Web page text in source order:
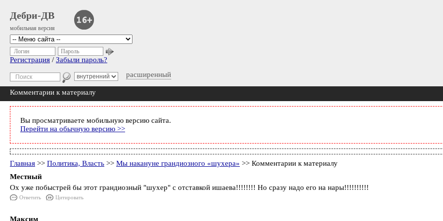
Дебри-ДВ
мобильная версия
расширенный
Логин Пароль
Регистрация / Забыли пароль?
Комментарии к материалу
Вы просматриваете мобильную версию сайта.
Перейти на обычную версию >>
Главная >> Политика, Власть >> Мы накануне грандиозного «шухера» >> Комментарии к материалу
Местный
Ох уже побыстрей бы этот грандиозный "шухер" с отставкой ишаева!!!!!!!! Но сразу надо его на нары!!!!!!!!!!
Ответить Цитировать
Максим